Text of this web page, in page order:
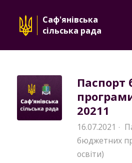
Саф'янівська
сільська рада
Паспорт
20211
16.07.2021 ·
бюджетних
освіти)